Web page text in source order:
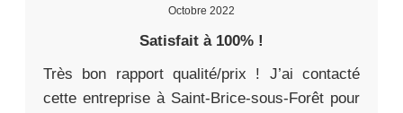
Octobre 2022
Satisfait à 100% !
Très bon rapport qualité/prix ! J’ai contacté
cette entreprise à Saint-Brice-sous-Forêt pour